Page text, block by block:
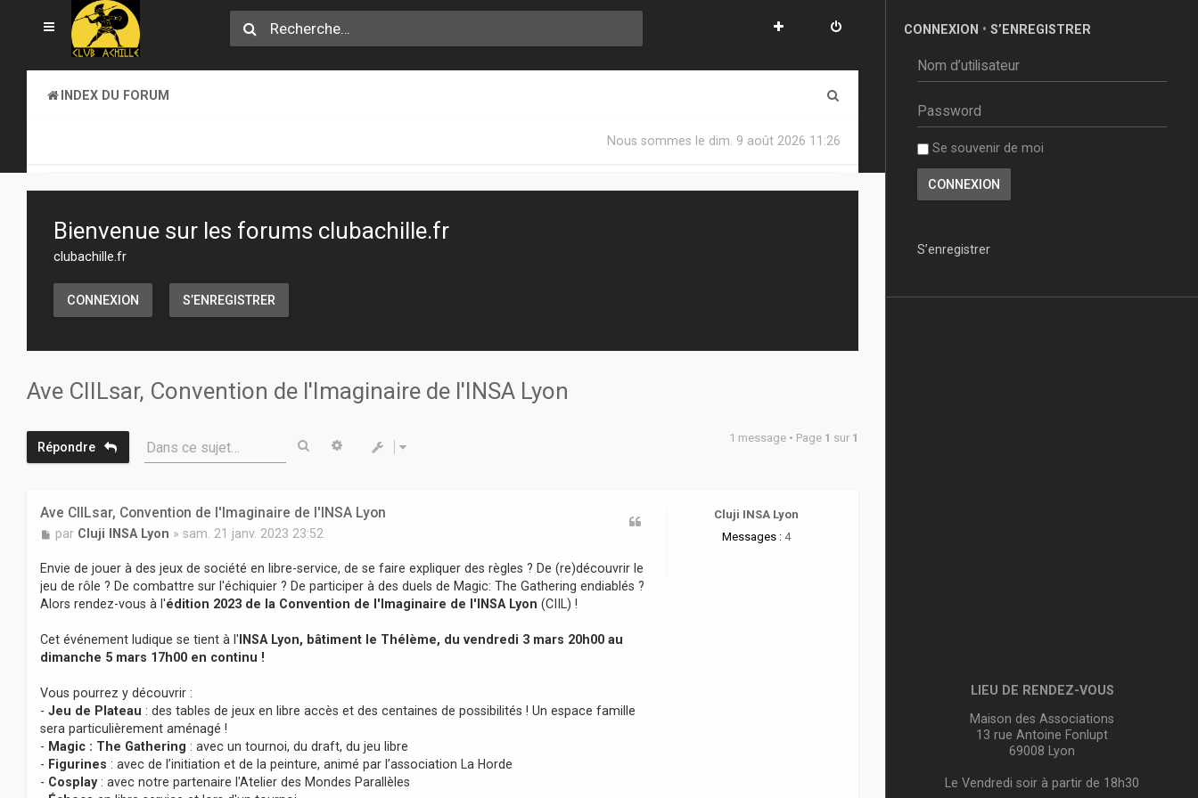
INDEX DU FORUM
Nous sommes le dim. 9 août 2026 11:26
Bienvenue sur les forums clubachille.fr
clubachille.fr
CONNEXION S’ENREGISTRER
Ave CIILsar, Convention de l'Imaginaire de l'INSA Lyon
Répondre Dans ce sujet… RechercherRecherche avancée 1 message • Page 1 sur 1
Cluji INSA Lyon
Messages : 4
Ave CIILsar, Convention de l'Imaginaire de l'INSA Lyon
M
s
s
a
g
par Cluji INSA Lyon » sam. 21 janv. 2023 23:52
Envie de jouer à des jeux de société en libre-service, de se faire expliquer des règles ? De (re)découvrir le
jeu de rôle ? De combattre sur l'échiquier ? De participer à des duels de Magic: The Gathering endiablés ?
Alors rendez-vous à l'édition 2023 de la Convention de l'Imaginaire de l'INSA Lyon (CIIL) !
Cet événement ludique se tient à l'INSA Lyon, bâtiment le Thélème, du vendredi 3 mars 20h00 au
dimanche 5 mars 17h00 en continu !
Vous pourrez y découvrir :
- Jeu de Plateau : des tables de jeux en libre accès et des centaines de possibilités ! Un espace famille
sera particulièrement aménagé !
- Magic : The Gathering : avec un tournoi, du draft, du jeu libre
- Figurines : avec de l’initiation et de la peinture, animé par l’association La Horde
- Cosplay: avec notre partenaire l'Atelier des Mondes Parallèles
CONNEXION • S’ENREGISTRER
Se souvenir de moi
S’enregistrer
LIEU DE RENDEZ-VOUS
Maison des Associations
13 rue Antoine Fonlupt
69008 Lyon
Le Vendredi soir à partir de 18h30